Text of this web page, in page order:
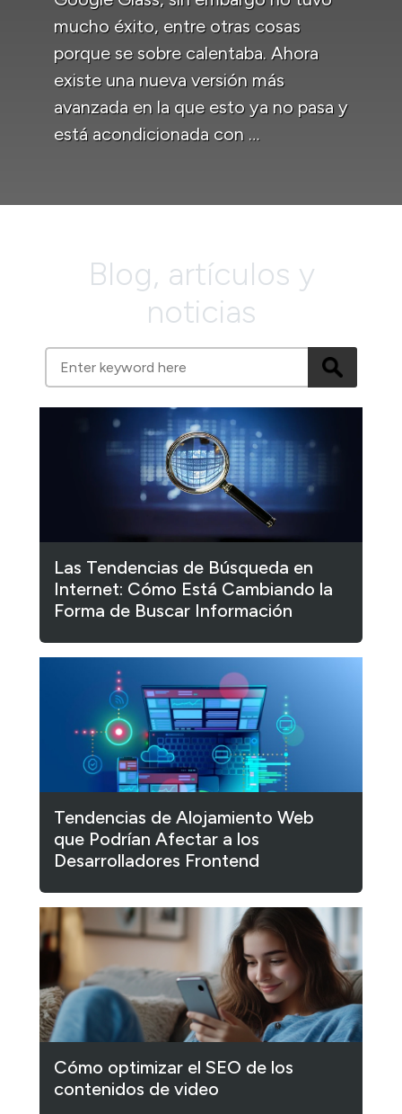
mucho éxito, entre otras cosas
porque se sobre calentaba. Ahora
existe una nueva versión más
avanzada en la que esto ya no pasa y
está acondicionada con …
Blog, artículos y
noticias
Las Tendencias de Búsqueda en
Internet: Cómo Está Cambiando la
Forma de Buscar Información
Tendencias de Alojamiento Web
que Podrían Afectar a los
Desarrolladores Frontend
Cómo optimizar el SEO de los
contenidos de video